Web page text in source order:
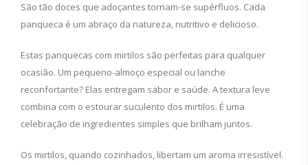
São tão doces que adoçantes tornam-se supérfluos. Cada
panqueca é um abraço da natureza, nutritivo e delicioso.
Estas panquecas com mirtilos são perfeitas para qualquer
ocasião. Um pequeno-almoço especial ou lanche
reconfortante? Elas entregam sabor e saúde. A textura leve
combina com o estourar suculento dos mirtilos. É uma
celebração de ingredientes simples que brilham juntos.
Os mirtilos, quando cozinhados, libertam um aroma irresistível.